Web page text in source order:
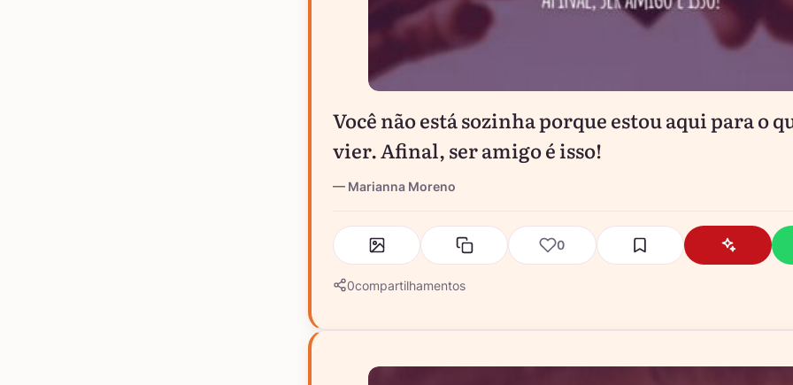
Você não está sozinha porque estou aqui para o
vier. Afinal, ser amigo é isso!
Marianna Moreno
0
0compartilhamentos